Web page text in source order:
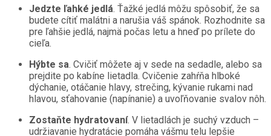
Jedzte ľahké jedlá. Ťažké jedlá môžu spôsobiť, že sa
budete cítiť malátni a narušia váš spánok. Rozhodnite sa
pre ľahšie jedlá, najmä počas letu a hneď po prílete do
cieľa.
Hýbte sa. Cvičiť môžete aj v sede na sedadle, alebo sa
prejdite po kabíne lietadla. Cvičenie zahŕňa hlboké
dýchanie, otáčanie hlavy, strečing, kývanie rukami nad
hlavou, sťahovanie (napínanie) a uvoľňovanie svalov nôh.
Zostaňte hydratovaní. V lietadlách je suchý vzduch –
udržiavanie hydratácie pomáha vášmu telu lepšie